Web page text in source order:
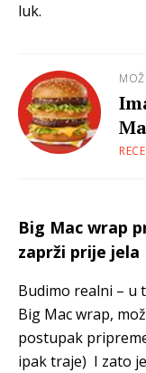
luk.
Big Mac wrap
zaprži prije jela
Budimo realni – u
Big Mac wrap,
postupak
ipak traje) I zato